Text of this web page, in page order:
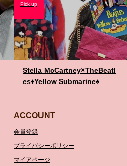
Stella McCartney×TheBeatl
es♦️Yellow Submarine♠️
Pick up
ACCOUNT
会員登録
プライバシーポリシー
マイアページ